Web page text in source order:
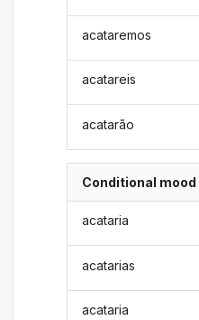
acataremos
acatareis
acatarão
Conditional mood
acataria
acatarias
acataria